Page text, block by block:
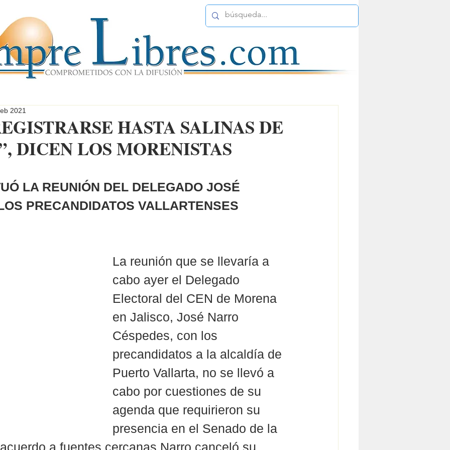
HASTA SALINAS DE
DICEN LOS MORENISTAS
2021
LA REUNIÓN DEL DELEGADO JOSÉ
PRECANDIDATOS VALLARTENSES
La reunión que se llevaría a
cabo ayer el Delegado
Electoral del CEN de Morena
en Jalisco, José Narro
Céspedes, con los
precandidatos a la alcaldía de
Puerto Vallarta, no se llevó a
cabo por cuestiones de su
agenda que requirieron su
presencia en el Senado de la
a fuentes cercanas Narro canceló su